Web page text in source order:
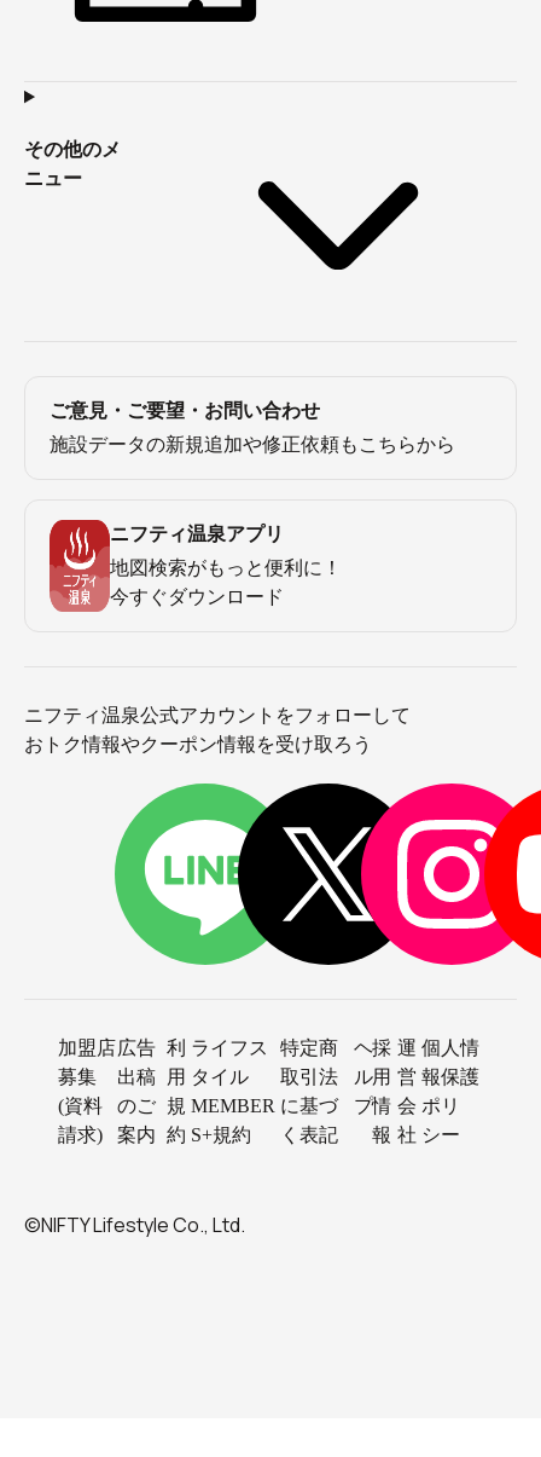
その他のメ
ニュー
ご意見・ご要望・お問い合わせ
施設データの新規追加や修正依頼もこちらから
ニフティ温泉アプリ
地図検索がもっと便利に！
今すぐダウンロード
ニフティ温泉公式アカウントをフォローして
おトク情報やクーポン情報を受け取ろう
加盟店
募集
(資料
請求)
広告
出稿
のご
案内
利
用
規
約
ライフス
タイル
MEMBER
S+規約
特定商
取引法
に基づ
く表記
ヘ
ル
プ
採
用
情
報
運
営
会
社
個人情
報保護
ポリ
シー
©NIFTY Lifestyle Co., Ltd.